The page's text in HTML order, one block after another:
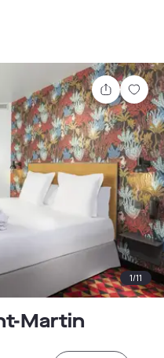
Partager
1/11
Martin